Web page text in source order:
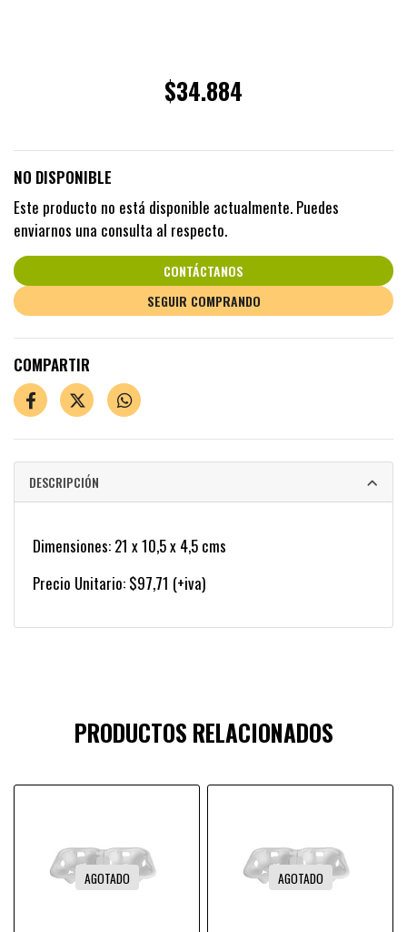
$34.884
NO DISPONIBLE
Este producto no está disponible actualmente. Puedes
enviarnos una consulta al respecto.
CONTÁCTANOS
SEGUIR COMPRANDO
COMPARTIR
DESCRIPCIÓN
Dimensiones: 21 x 10,5 x 4,5 cms
Precio Unitario: $97,71 (+iva)
PRODUCTOS RELACIONADOS
AGOTADO AGOTADO